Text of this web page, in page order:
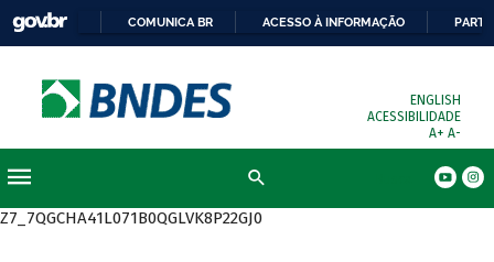
COMUNICA BR ACESSO À INFORMAÇÃO
ENGLISH
ACESSIBILIDADE
A+ A-
Z7_7QGCHA41L071B0QGLVK8P22GJ0